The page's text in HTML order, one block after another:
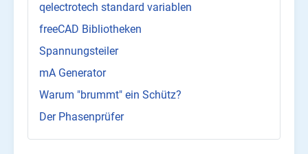
qelectrotech standard variablen
freeCAD Bibliotheken
Spannungsteiler
mA Generator
Warum "brummt" ein Schütz?
Der Phasenprüfer